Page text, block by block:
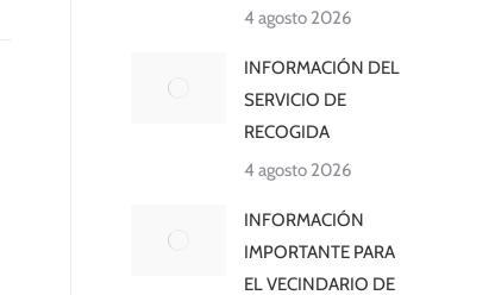
4 agosto 2026
INFORMACIÓN DEL
SERVICIO DE
RECOGIDA
4 agosto 2026
INFORMACIÓN
IMPORTANTE PARA
EL VECINDARIO DE